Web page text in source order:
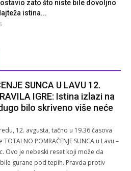
zato što niste bile dovoljno
istina...
SUNCA U LAVU 12.
IGRE: Istina izlazi na
bilo skriveno više neće
12. avgusta, tačno u 19.36 časova
POMRAČENJE SUNCA u Lavu –
Ovo je nebeski reset koji može da
gurane pod tepih. Pravda protiv